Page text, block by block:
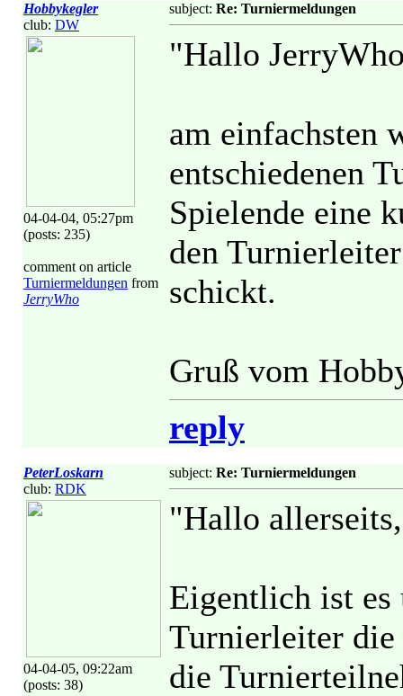
Hobbykegler
club: DW
04-04-04, 05:27pm
(posts: 235)
comment on article
Turniermeldungen from
JerryWho
subject: Re: Turniermeldungen
"Hallo
am einfachsten
entschiedenen
Spielende eine
den
schickt.
Gruß vom
reply
PeterLoskarn
club: RDK
04-04-05, 09:22am
(posts: 38)
subject: Re: Turniermeldungen
"Hallo allerseits,
Eigentlich ist
Turnierleiter die
die